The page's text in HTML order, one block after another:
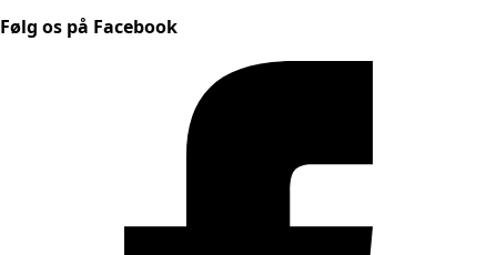
Følg os på Facebook